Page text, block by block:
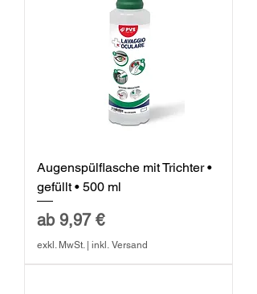
Augenspülflasche mit Trichter •
gefüllt • 500 ml
ab 9,97 €
Sale-Preis
exkl. MwSt.| inkl. Versand